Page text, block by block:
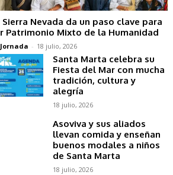
Sierra Nevada da un paso clave para
Patrimonio Mixto de la Humanidad
- 18 julio, 2026
Santa Marta celebra su
Fiesta del Mar con mucha
tradición, cultura y
alegría
18 julio, 2026
Asoviva y sus aliados
llevan comida y enseñan
buenos modales a niños
de Santa Marta
18 julio, 2026